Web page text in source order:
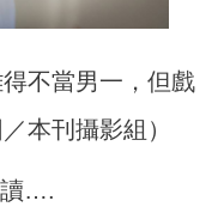
不當男一，但戲
本刊攝影組）
讀….